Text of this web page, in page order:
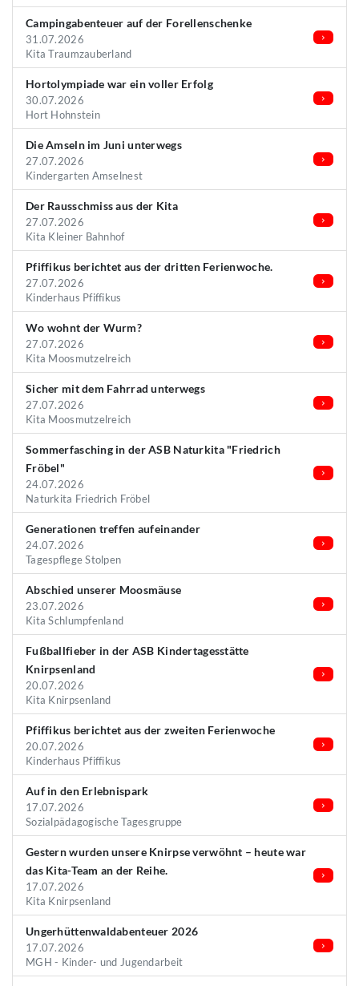
Campingabenteuer auf der Forellenschenke
31.07.2026
Kita Traumzauberland
Hortolympiade war ein voller Erfolg
30.07.2026
Hort Hohnstein
Die Amseln im Juni unterwegs
27.07.2026
Kindergarten Amselnest
Der Rausschmiss aus der Kita
27.07.2026
Kita Kleiner Bahnhof
Pfiffikus berichtet aus der dritten Ferienwoche.
27.07.2026
Kinderhaus Pfiffikus
Wo wohnt der Wurm?
27.07.2026
Kita Moosmutzelreich
Sicher mit dem Fahrrad unterwegs
27.07.2026
Kita Moosmutzelreich
Sommerfasching in der ASB Naturkita "Friedrich
Fröbel"
24.07.2026
Naturkita Friedrich Fröbel
Generationen treffen aufeinander
24.07.2026
Tagespflege Stolpen
Abschied unserer Moosmäuse
23.07.2026
Kita Schlumpfenland
Fußballfieber in der ASB Kindertagesstätte
Knirpsenland
20.07.2026
Kita Knirpsenland
Pfiffikus berichtet aus der zweiten Ferienwoche
20.07.2026
Kinderhaus Pfiffikus
Auf in den Erlebnispark
17.07.2026
Sozialpädagogische Tagesgruppe
Gestern wurden unsere Knirpse verwöhnt – heute war
das Kita-Team an der Reihe.
17.07.2026
Kita Knirpsenland
Ungerhüttenwaldabenteuer 2026
17.07.2026
MGH - Kinder- und Jugendarbeit